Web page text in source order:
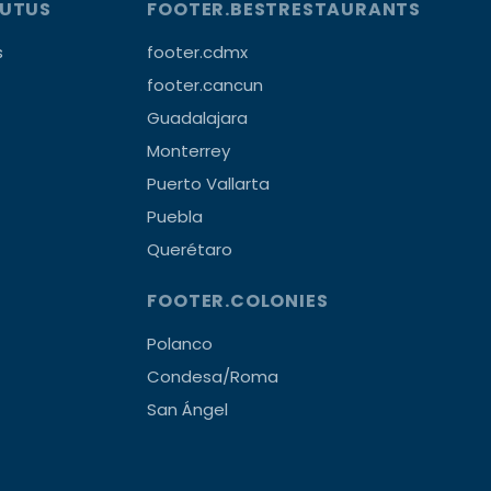
FOOTER.BESTRESTAURANTS
footer.cdmx
footer.cancun
Guadalajara
Monterrey
Puerto Vallarta
Puebla
Querétaro
FOOTER.COLONIES
Polanco
Condesa/Roma
San Ángel